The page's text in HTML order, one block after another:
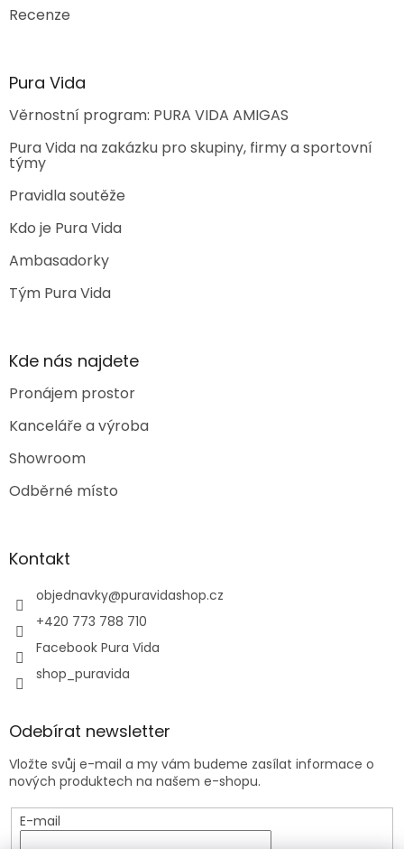
Recenze
Pura Vida
Věrnostní program: PURA VIDA AMIGAS
Pura Vida na zakázku pro skupiny, firmy a sportovní
týmy
Pravidla soutěže
Kdo je Pura Vida
Ambasadorky
Tým Pura Vida
Kde nás najdete
Pronájem prostor
Kanceláře a výroba
Showroom
Odběrné místo
Kontakt
objednavky@puravidashop.cz
+420 773 788 710
Facebook Pura Vida
shop_puravida
Odebírat newsletter
Vložte svůj e-mail a my vám budeme zasílat informace o
nových produktech na našem e-shopu.
E-mail